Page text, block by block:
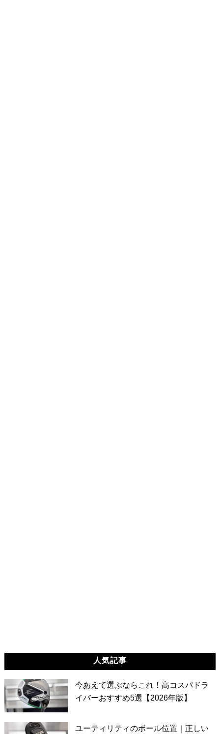
人気記事
今あえて選ぶならこれ！高コスパドラ
イバーおすすめ5選【2026年版】
ユーティリティのボール位置｜正しい